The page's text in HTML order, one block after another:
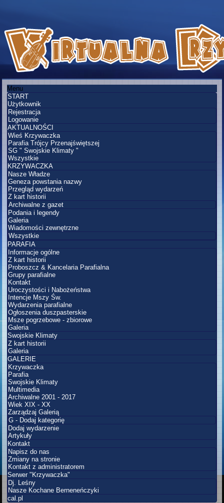
Menu
START
Użytkownik
Rejestracja
Logowanie
AKTUALNOŚCI
Wieś Krzywaczka
Parafia Trójcy Przenajświętszej
SG " Swojskie Klimaty "
Wszystkie
KRZYWACZKA
Nasze Władze
Geneza powstania nazwy
Przegląd wydarzeń
Z kart historii
Archiwalne z gazet
Podania i legendy
Galeria
Wiadomości zewnętrzne
Wszystkie
PARAFIA
Informacje ogólne
Z kart historii
Proboszcz & Kancelaria Parafialna
Grupy parafialne
Kontakt
Uroczystości i Nabożeństwa
Intencje Mszy Św.
Wydarzenia parafialne
Ogłoszenia duszpasterskie
Msze pogrzebowe - zbiorowe
Galeria
Swojskie Klimaty
Z kart historii
Galeria
GALERIE
Krzywaczka
Parafia
Swojskie Klimaty
Multimedia
Archiwalne 2001 - 2017
Wiek XIX - XX
Zarządzaj Galerią
G - Dodaj kategorię
Dodaj wydarzenie
Artykuły
Kontakt
Napisz do nas
Zmiany na stronie
Kontakt z administratorem
Serwer "Krzywaczka"
Dj. Leśny
Nasze Kochane Berneneńczyki
cal.pl